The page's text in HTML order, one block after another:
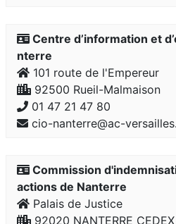
Centre d’information et
nterre
101 route de l'Empereur
92500 Rueil-Malmaison
01 47 21 47 80
cio-nanterre@ac-
Commission
actions de Nanterre
Palais de Justice
92020 NANTERRE CEDEX